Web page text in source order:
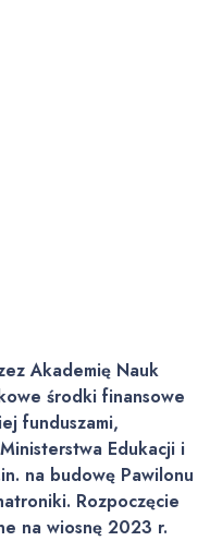
Akademię Nauk
środki finansowe
funduszami,
Edukacji i
na budowę Pawilonu
Rozpoczęcie
na wiosnę 2023 r.